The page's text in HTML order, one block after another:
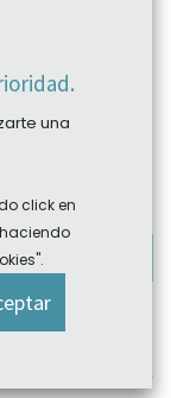
una
click en